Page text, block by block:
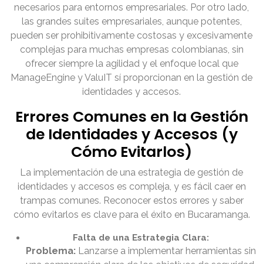
necesarios para entornos empresariales. Por otro lado,
las grandes suites empresariales, aunque potentes,
pueden ser prohibitivamente costosas y excesivamente
complejas para muchas empresas colombianas, sin
ofrecer siempre la agilidad y el enfoque local que
ManageEngine y ValuIT sí proporcionan en la gestión de
identidades y accesos.
Errores Comunes en la Gestión
de Identidades y Accesos (y
Cómo Evitarlos)
La implementación de una estrategia de gestión de
identidades y accesos es compleja, y es fácil caer en
trampas comunes. Reconocer estos errores y saber
cómo evitarlos es clave para el éxito en Bucaramanga.
Falta de una Estrategia Clara:
Problema: Lanzarse a implementar herramientas sin